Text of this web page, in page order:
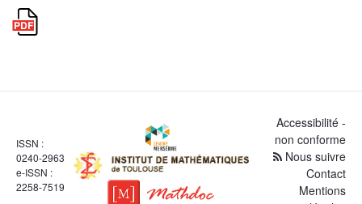
ISSN :
0240-2963
e-ISSN :
2258-7519
Accessibilité -
non conforme
Nous suivre
Contact
Mentions